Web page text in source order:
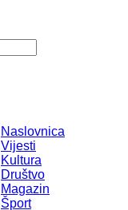
Naslovnica
Vijesti
Kultura
Društvo
Magazin
Šport